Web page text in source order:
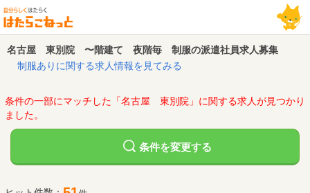
名古屋 東別院 〜階建て 夜階毎 制服の派遣社員求人募集
制服ありに関する求人情報を見てみる
条件の一部にマッチした「名古屋 東別院」に関する求人が見つかり
ました。
条件を変更する